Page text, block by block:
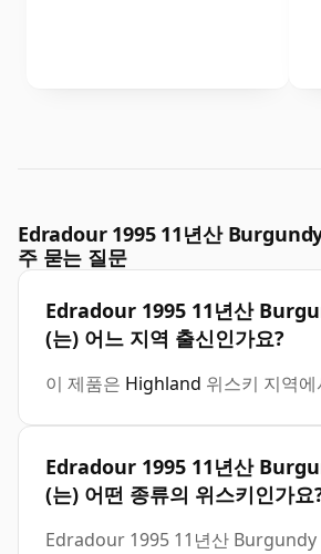
Edradour 1995 11년산
주 묻는 질문
Edradour 1995 11년산
(는) 어느 지역 출신인가요?
이 제품은 Highland 위스키 지역
Edradour 1995 11년산
(는) 어떤 종류의 위스키인가요
Edradour 1995 11년산 Burgundy